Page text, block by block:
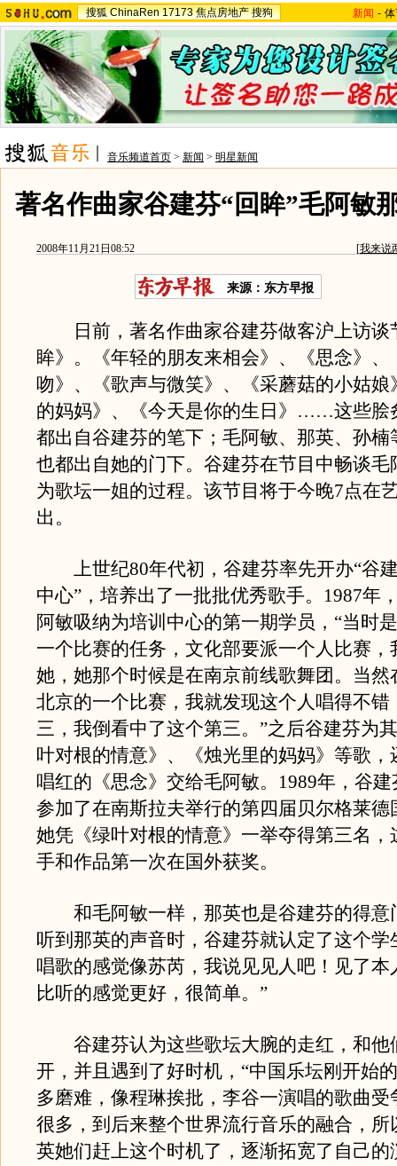
搜狐 ChinaRen 17173 焦点房地产 搜狗 新闻 -
音乐频道首页 > 新闻 > 明星新闻
著名作曲家谷建芬“回眸”毛阿敏
2008年11月21日08:52 [我来说
来源：东方早报
日前，著名作曲家谷建芬做客沪上访谈
眸》。《年轻的朋友来相会》、《思念》、
吻》、《歌声与微笑》、《采蘑菇的小姑娘
的妈妈》、《今天是你的生日》……这些脍
都出自谷建芬的笔下；毛阿敏、那英、孙楠
也都出自她的门下。谷建芬在节目中畅谈毛
为歌坛一姐的过程。该节目将于今晚7点在
出。
上世纪80年代初，谷建芬率先开办“谷
中心”，培养出了一批批优秀歌手。1987年
阿敏吸纳为培训中心的第一期学员，“当时
一个比赛的任务，文化部要派一个人比赛，
她，她那个时候是在南京前线歌舞团。当然
北京的一个比赛，我就发现这个人唱得不错
三，我倒看中了这个第三。”之后谷建芬为
叶对根的情意》、《烛光里的妈妈》等歌，
唱红的《思念》交给毛阿敏。1989年，谷
参加了在南斯拉夫举行的第四届贝尔格莱德
她凭《绿叶对根的情意》一举夺得第三名，
手和作品第一次在国外获奖。
和毛阿敏一样，那英也是谷建芬的得意
听到那英的声音时，谷建芬就认定了这个学
唱歌的感觉像苏芮，我说见见人吧！见了本
比听的感觉更好，很简单。”
谷建芬认为这些歌坛大腕的走红，和他
开，并且遇到了好时机，“中国乐坛刚开始
多磨难，像程琳挨批，李谷一演唱的歌曲受
很多，到后来整个世界流行音乐的融合，所
英她们赶上这个时机了，逐渐拓宽了自己的